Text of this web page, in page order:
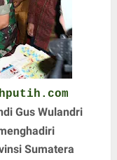
Gus Wulandri
Sumatera